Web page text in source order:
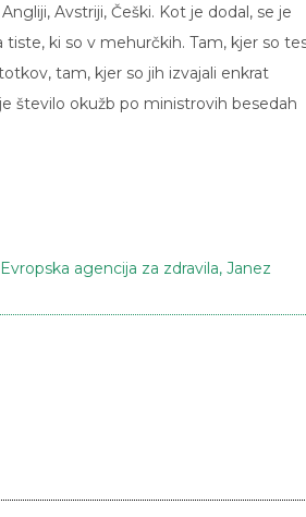
Avstriji, Češki. Kot je dodal, se je
ki so v mehurčkih. Tam, kjer so
tam, kjer so jih izvajali enkrat
število okužb po ministrovih besedah
Evropska agencija za zdravila, Janez